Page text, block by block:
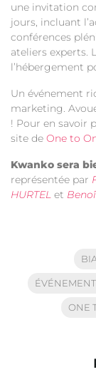
une invitation
jours, incluant
conférences
ateliers experts.
l’hébergement
Un événement
marketing.
! Pour en savoir
site de One to
Kwanko sera
représentée par
HURTEL et
ONE